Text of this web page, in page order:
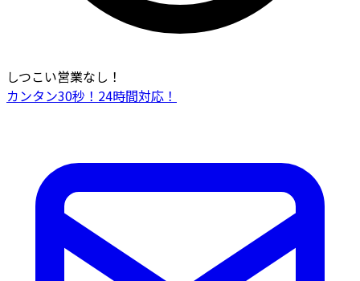
しつこい営業なし！
カンタン30秒！24時間対応！